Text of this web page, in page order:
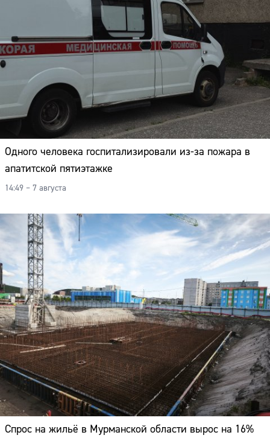
Одного человека госпитализировали из-за пожара в
апатитской пятиэтажке
14:49 – 7 августа
Спрос на жильё в Мурманской области вырос на 16%